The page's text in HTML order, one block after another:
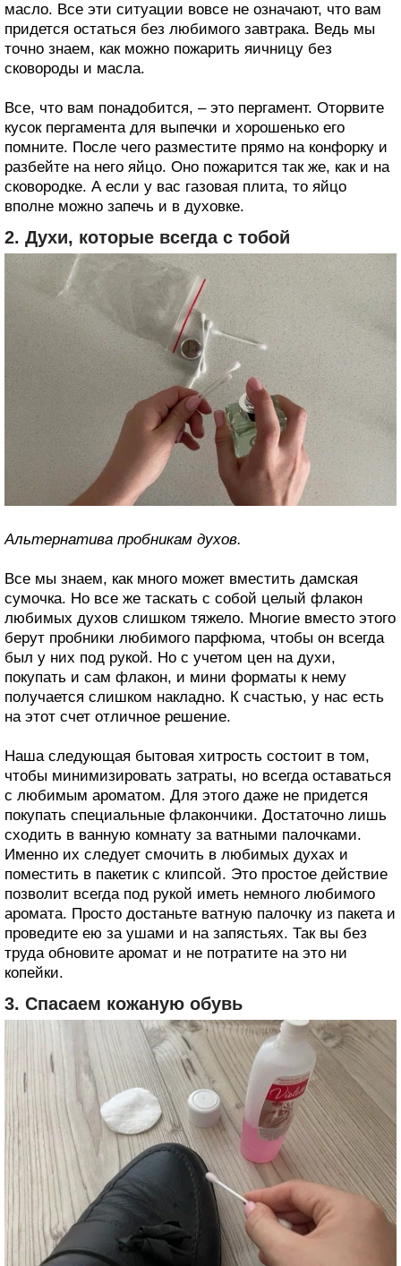
масло. Все эти ситуации вовсе не означают, что вам
придется остаться без любимого завтрака. Ведь мы
точно знаем, как можно пожарить яичницу без
сковороды и масла.
Все, что вам понадобится, – это пергамент. Оторвите
кусок пергамента для выпечки и хорошенько его
помните. После чего разместите прямо на конфорку и
разбейте на него яйцо. Оно пожарится так же, как и на
сковородке. А если у вас газовая плита, то яйцо
вполне можно запечь и в духовке.
2. Духи, которые всегда с тобой
Альтернатива пробникам духов.
Все мы знаем, как много может вместить дамская
сумочка. Но все же таскать с собой целый флакон
любимых духов слишком тяжело. Многие вместо этого
берут пробники любимого парфюма, чтобы он всегда
был у них под рукой. Но с учетом цен на духи,
покупать и сам флакон, и мини форматы к нему
получается слишком накладно. К счастью, у нас есть
на этот счет отличное решение.
Наша следующая бытовая хитрость состоит в том,
чтобы минимизировать затраты, но всегда оставаться
с любимым ароматом. Для этого даже не придется
покупать специальные флакончики. Достаточно лишь
сходить в ванную комнату за ватными палочками.
Именно их следует смочить в любимых духах и
поместить в пакетик с клипсой. Это простое действие
позволит всегда под рукой иметь немного любимого
аромата. Просто достаньте ватную палочку из пакета и
проведите ею за ушами и на запястьях. Так вы без
труда обновите аромат и не потратите на это ни
копейки.
3. Спасаем кожаную обувь